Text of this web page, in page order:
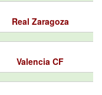
Real Zaragoza
Valencia CF